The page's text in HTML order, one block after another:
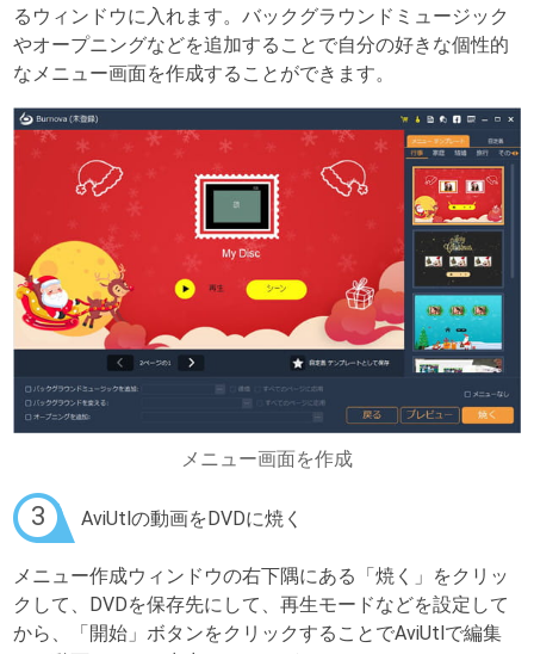
るウィンドウに入れます。バックグラウンドミュージック
やオープニングなどを追加することで自分の好きな個性的
なメニュー画面を作成することができます。
メニュー画面を作成
3 AviUtlの動画をDVDに焼く
メニュー作成ウィンドウの右下隅にある「焼く」をクリッ
クして、DVDを保存先にして、再生モードなどを設定して
から、「開始」ボタンをクリックすることでAviUtlで編集